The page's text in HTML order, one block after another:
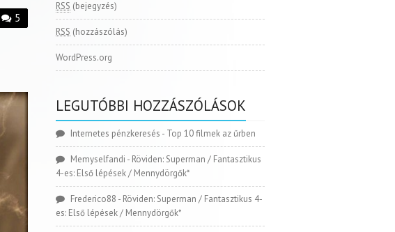
5
RSS (bejegyzés)
RSS (hozzászólás)
WordPress.org
LEGUTÓBBI HOZZÁSZÓLÁSOK
Internetes pénzkeresés - Top 10 filmek az űrben
Memyselfandi - Röviden: Superman / Fantasztikus
4-es: Első lépések / Mennydörgők*
Frederico88 - Röviden: Superman / Fantasztikus 4-
es: Első lépések / Mennydörgők*